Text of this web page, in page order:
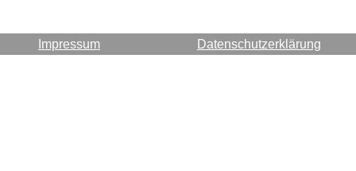
Impressum Datenschutzerklärung